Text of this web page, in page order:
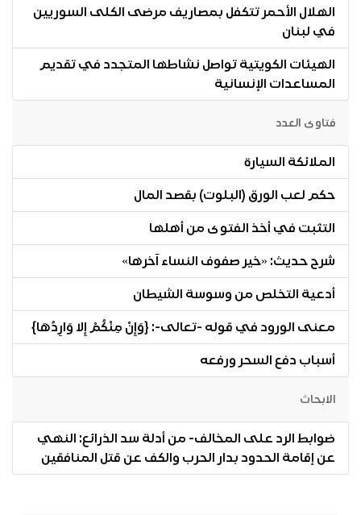
الهلال الأحمر تتكفل بمصاريف مرضى الكلى السوريين
في لبنان
الهيئات الكويتية تواصل نشاطها المتجدد في تقديم
المساعدات الإنسانية
فتاوى العدد
الملائكة السيارة
حكم لعب الورق (البلوت) بقصد المال
التثبت في أخذ الفتوى من أهلها
شرح حديث: «خير صفوف النساء آخرها»
أدعية التخلص من وسوسة الشيطان
معنى الورود في قوله -تعالى-: {وَإِنْ مِنْكُمْ إِلا وَارِدُهَا}
أسباب دفع السحر ورفعه
الابحاث
ضوابط الرد على المخالف- من أدلة سد الذرائع: النهي
عن إقامة الحدود بدار الحرب والكف عن قتل المنافقين